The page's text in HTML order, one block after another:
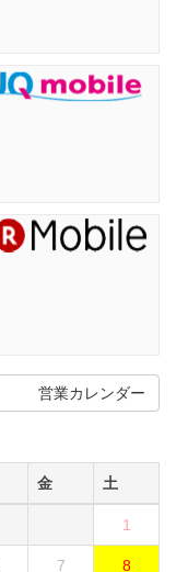
営業カレンダー
金 土
1
7 8